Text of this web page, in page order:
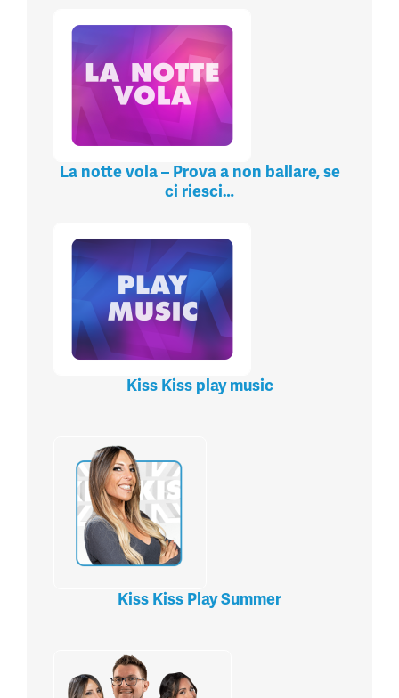
La notte vola – Prova a non ballare, se
ci riesci…
Kiss Kiss play music
Kiss Kiss Play Summer